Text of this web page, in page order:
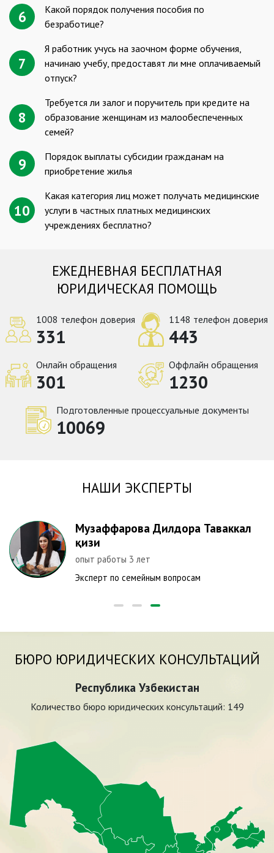
6
Какой порядок получения пособия по
безработице?
7
Я работник учусь на заочном форме обучения,
начинаю учебу, предоставят ли мне оплачиваемый
отпуск?
8
Требуется ли залог и поручитель при кредите на
образование женщинам из малообеспеченных
семей?
9
Порядок выплаты субсидии гражданам на
приобретение жилья
10
Какая категория лиц может получать медицинские
услуги в частных платных медицинских
учреждениях бесплатно?
ЕЖЕДНЕВНАЯ БЕСПЛАТНАЯ
ЮРИДИЧЕСКАЯ ПОМОЩЬ
1008 телефон доверия
331
1148 телефон доверия
443
Онлайн обращения
301
Оффлайн обращения
1230
Подготовленные процессуальные документы
10069
НАШИ ЭКСПЕРТЫ
Музаффарова Дилдора Таваккал
қизи
опыт работы 3 лет
Эксперт по семейным вопросам
БЮРО ЮРИДИЧЕСКИХ КОНСУЛЬТАЦИЙ
Республика Узбекистан
Количество бюро юридических консультаций: 149